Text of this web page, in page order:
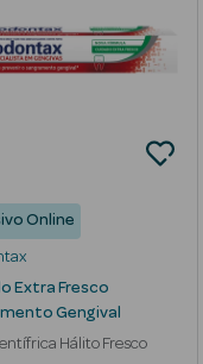
Online
Extra Fresco
Gengival
Hálito Fresco